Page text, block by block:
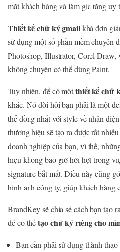
mắt khách hàng và làm gia tăng uy
Thiết kế chữ ký gmailkhá đơn
sử dụng một số phần mềm chuyên
Photoshop, Illustrator, Corel
không chuyên có thể dùng Paint.
Tuy nhiên, để có mộtthiết kế chữ
khác. Nó đòi hỏi bạn phải là một
thể đồng nhất với style về nhận
thương hiệu sẽ tạo ra được rất
doanh nghiệp của bạn, vì thế,
hiệu không bao giờ hời hợt trong
signature bắt mắt. Điều này cũng
hình ảnh công ty, giúp khách hàng
BrandKey sẽ chia sẻ cách bạn tạo ra
để có thểtạo chữ ký riêng cho
Bạn cần phải sử dụng thành